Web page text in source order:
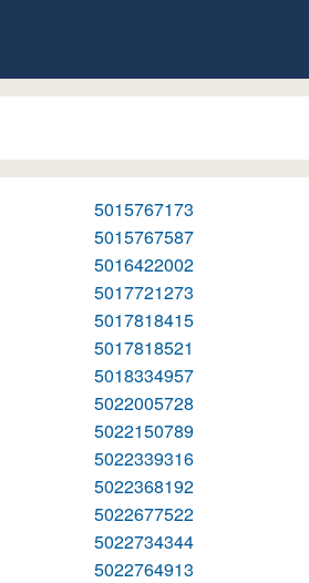
5015767173
5015767587
5016422002
5017721273
5017818415
5017818521
5018334957
5022005728
5022150789
5022339316
5022368192
5022677522
5022734344
5022764913